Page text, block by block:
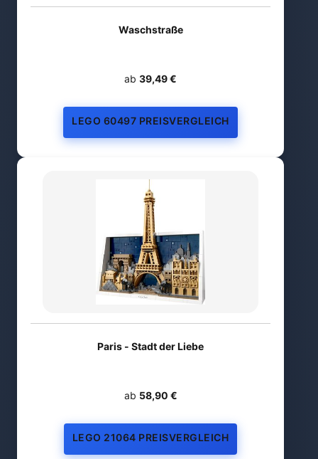
Waschstraße
ab 39,49 €
LEGO 60497 PREISVERGLEICH
Paris - Stadt der Liebe
ab 58,90 €
LEGO 21064 PREISVERGLEICH